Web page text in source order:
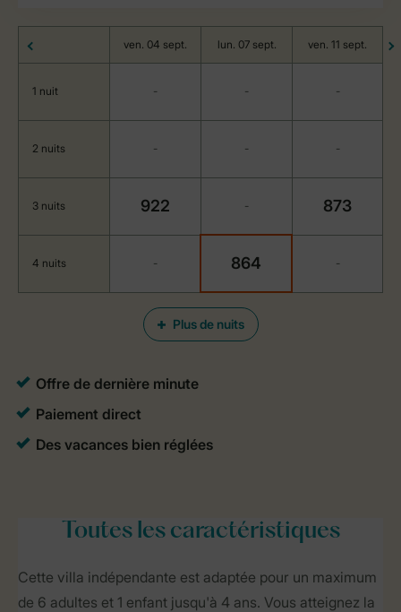
Plus de nuits
ven. 04 sept. lun. 07 sept. ven. 11 sept.
1 nuit - - -
2 nuits - - -
3 nuits 922 - 873
4 nuits - 864 -
Toutesles caractéristiques
Cette villa indépendante est adaptée pour un maximum
de 6 adultes et 1 enfant jusqu'à 4 ans. Vous atteignez la